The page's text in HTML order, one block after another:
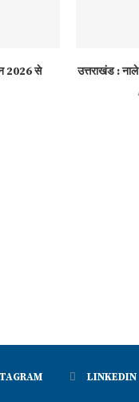
2026 से
उत्तराखंड :
LINKEDIN